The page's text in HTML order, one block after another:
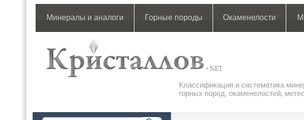
Минералы и аналоги Горные породы Окаменелости
Классификация и систематика
горных пород, окаменелостей,